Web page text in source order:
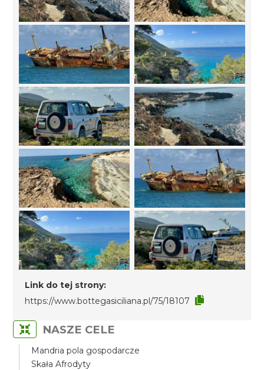
Link do tej strony:
https://www.bottegasiciliana.pl/75/18107
NASZE CELE
Mandria pola gospodarcze
Skała Afrodyty